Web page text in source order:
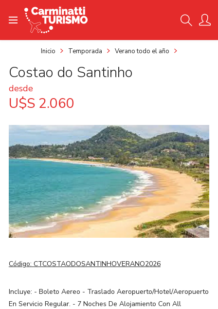
Inicio Temporada Verano todo el año
Costao do Santinho
desde
U$S 2.060
Código: CTCOSTAODOSANTINHOVERANO2026
Incluye: - Boleto Aereo - Traslado Aeropuerto/Hotel/Aeropuerto
En Servicio Regular. - 7 Noches De Alojamiento Con All